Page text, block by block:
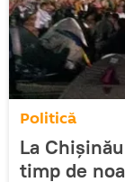
Politică
La
timp de